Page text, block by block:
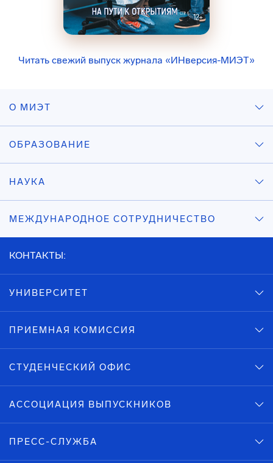
Читать свежий выпуск журнала «ИНверсия-МИЭТ»
О МИЭТ
ОБРАЗОВАНИЕ
НАУКА
МЕЖДУНАРОДНОЕ СОТРУДНИЧЕСТВО
КОНТАКТЫ:
УНИВЕРСИТЕТ
ПРИЕМНАЯ КОМИССИЯ
СТУДЕНЧЕСКИЙ ОФИС
АССОЦИАЦИЯ ВЫПУСКНИКОВ
ПРЕСС-СЛУЖБА